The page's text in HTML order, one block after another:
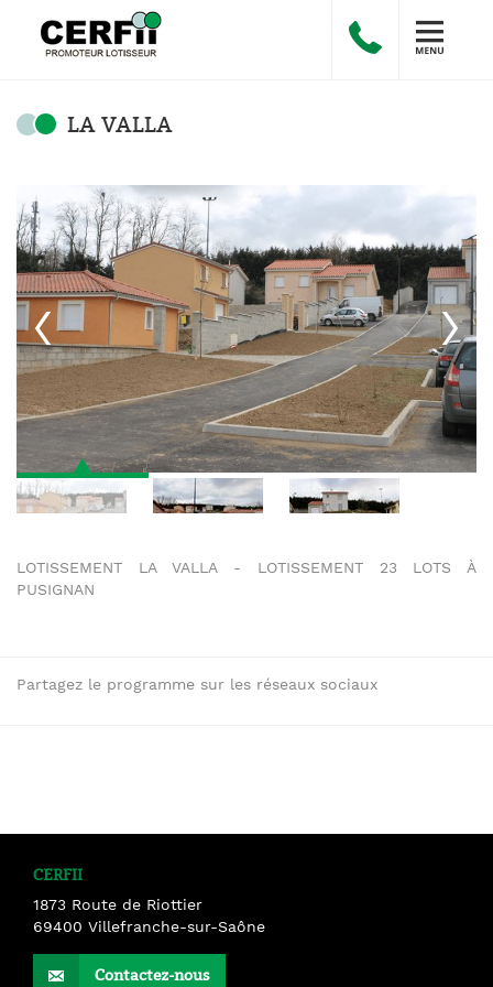
LA VALLA
LOTISSEMENT LA VALLA - LOTISSEMENT 23 LOTS À
PUSIGNAN
Partagez le programme sur les réseaux sociaux
CERFII
1873 Route de Riottier
69400 Villefranche-sur-Saône
Contactez-nous